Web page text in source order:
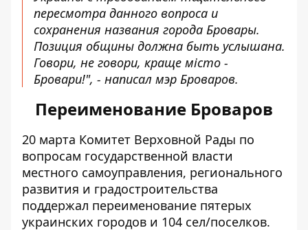
пересмотра данного вопроса и
сохранения названия города Бровары.
Позиция общины должна быть услышана.
Говори, не говори, краще місто -
Бровари!", - написал мэр Броваров.
Переименование Броваров
20 марта Комитет Верховной Рады по
вопросам государственной власти
местного самоуправления, регионального
развития и градостроительства
поддержал переименование пятерых
украинских городов и 104 сел/поселков.